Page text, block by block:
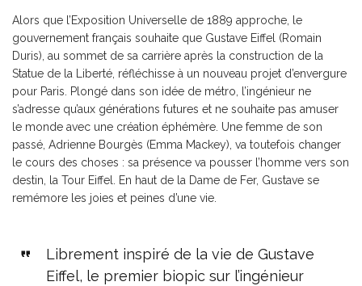
Alors que l’Exposition Universelle de 1889 approche, le
gouvernement français souhaite que Gustave Eiffel (Romain
Duris), au sommet de sa carrière après la construction de la
Statue de la Liberté, réfléchisse à un nouveau projet d’envergure
pour Paris. Plongé dans son idée de métro, l’ingénieur ne
s’adresse qu’aux générations futures et ne souhaite pas amuser
le monde avec une création éphémère. Une femme de son
passé, Adrienne Bourgès (Emma Mackey), va toutefois changer
le cours des choses : sa présence va pousser l’homme vers son
destin, la Tour Eiffel. En haut de la Dame de Fer, Gustave se
remémore les joies et peines d’une vie.
Librement inspiré de la vie de Gustave
Eiffel, le premier biopic sur l’ingénieur